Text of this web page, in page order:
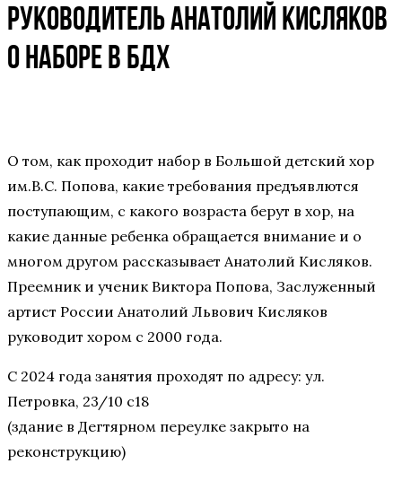
руководитель Анатолий Кисляков
о наборе в БДХ
О том, как проходит набор в Большой детский хор
им.В.С. Попова, какие требования предъявлются
поступающим, с какого возраста берут в хор, на
какие данные ребенка обращается внимание и о
многом другом рассказывает Анатолий Кисляков.
Преемник и ученик Виктора Попова, Заслуженный
артист России Анатолий Львович Кисляков
руководит хором с 2000 года.
С 2024 года занятия проходят по адресу: ул.
Петровка, 23/10 с18
(здание в Дегтярном переулке закрыто на
реконструкцию)